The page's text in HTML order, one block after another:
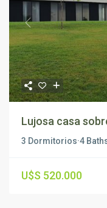
Previous
Lujosa casa
3 Dormitorios·4
U$S 520.000